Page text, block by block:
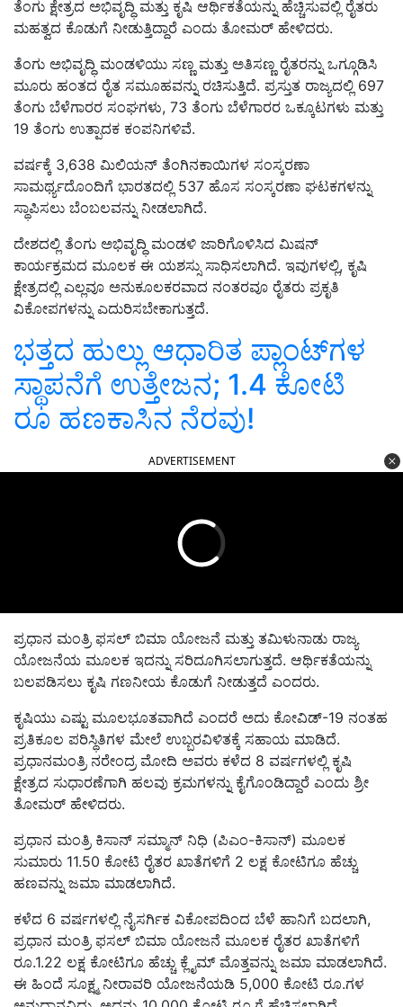
ತೆಂಗು ಕ್ಷೇತ್ರದ ಅಭಿವೃದ್ಧಿ ಮತ್ತು ಕೃಷಿ ಆರ್ಥಿಕತೆಯನ್ನು ಹೆಚ್ಚಿಸುವಲ್ಲಿ ರೈತರು
ಮಹತ್ವದ ಕೊಡುಗೆ ನೀಡುತ್ತಿದ್ದಾರೆ ಎಂದು ತೋಮರ್ ಹೇಳಿದರು.
ತೆಂಗು ಅಭಿವೃದ್ಧಿ ಮಂಡಳಿಯು ಸಣ್ಣ ಮತ್ತು ಅತಿಸಣ್ಣ ರೈತರನ್ನು ಒಗ್ಗೂಡಿಸಿ
ಮೂರು ಹಂತದ ರೈತ ಸಮೂಹವನ್ನು ರಚಿಸುತ್ತಿದೆ. ಪ್ರಸ್ತುತ ರಾಜ್ಯದಲ್ಲಿ 697
ತೆಂಗು ಬೆಳೆಗಾರರ ಸಂಘಗಳು, 73 ತೆಂಗು ಬೆಳೆಗಾರರ ಒಕ್ಕೂಟಗಳು ಮತ್ತು
19 ತೆಂಗು ಉತ್ಪಾದಕ ಕಂಪನಿಗಳಿವೆ.
ವರ್ಷಕ್ಕೆ 3,638 ಮಿಲಿಯನ್ ತೆಂಗಿನಕಾಯಿಗಳ ಸಂಸ್ಕರಣಾ
ಸಾಮರ್ಥ್ಯದೊಂದಿಗೆ ಭಾರತದಲ್ಲಿ 537 ಹೊಸ ಸಂಸ್ಕರಣಾ ಘಟಕಗಳನ್ನು
ಸ್ಥಾಪಿಸಲು ಬೆಂಬಲವನ್ನು ನೀಡಲಾಗಿದೆ.
ದೇಶದಲ್ಲಿ ತೆಂಗು ಅಭಿವೃದ್ಧಿ ಮಂಡಳಿ ಜಾರಿಗೊಳಿಸಿದ ಮಿಷನ್
ಕಾರ್ಯಕ್ರಮದ ಮೂಲಕ ಈ ಯಶಸ್ಸು ಸಾಧಿಸಲಾಗಿದೆ. ಇವುಗಳಲ್ಲಿ, ಕೃಷಿ
ಕ್ಷೇತ್ರದಲ್ಲಿ ಎಲ್ಲವೂ ಅನುಕೂಲಕರವಾದ ನಂತರವೂ ರೈತರು ಪ್ರಕೃತಿ
ವಿಕೋಪಗಳನ್ನು ಎದುರಿಸಬೇಕಾಗುತ್ತದೆ.
ಭತ್ತದ ಹುಲ್ಲು ಆಧಾರಿತ ಪ್ಲಾಂಟ್‌ಗಳ
ಸ್ಥಾಪನೆಗೆ ಉತ್ತೇಜನ; 1.4 ಕೋಟಿ
ರೂ ಹಣಕಾಸಿನ ನೆರವು!
ADVERTISEMENT
ಪ್ರಧಾನ ಮಂತ್ರಿ ಫಸಲ್ ಬಿಮಾ ಯೋಜನೆ ಮತ್ತು ತಮಿಳುನಾಡು ರಾಜ್ಯ
ಯೋಜನೆಯ ಮೂಲಕ ಇದನ್ನು ಸರಿದೂಗಿಸಲಾಗುತ್ತದೆ. ಆರ್ಥಿಕತೆಯನ್ನು
ಬಲಪಡಿಸಲು ಕೃಷಿ ಗಣನೀಯ ಕೊಡುಗೆ ನೀಡುತ್ತದೆ ಎಂದರು.
ಕೃಷಿಯು ಎಷ್ಟು ಮೂಲಭೂತವಾಗಿದೆ ಎಂದರೆ ಅದು ಕೋವಿಡ್-19 ನಂತಹ
ಪ್ರತಿಕೂಲ ಪರಿಸ್ಥಿತಿಗಳ ಮೇಲೆ ಉಬ್ಬರವಿಳಿತಕ್ಕೆ ಸಹಾಯ ಮಾಡಿದೆ.
ಪ್ರಧಾನಮಂತ್ರಿ ನರೇಂದ್ರ ಮೋದಿ ಅವರು ಕಳೆದ 8 ವರ್ಷಗಳಲ್ಲಿ ಕೃಷಿ
ಕ್ಷೇತ್ರದ ಸುಧಾರಣೆಗಾಗಿ ಹಲವು ಕ್ರಮಗಳನ್ನು ಕೈಗೊಂಡಿದ್ದಾರೆ ಎಂದು ಶ್ರೀ
ತೋಮರ್ ಹೇಳಿದರು.
ಪ್ರಧಾನ ಮಂತ್ರಿ ಕಿಸಾನ್ ಸಮ್ಮಾನ್ ನಿಧಿ (ಪಿಎಂ-ಕಿಸಾನ್) ಮೂಲಕ
ಸುಮಾರು 11.50 ಕೋಟಿ ರೈತರ ಖಾತೆಗಳಿಗೆ 2 ಲಕ್ಷ ಕೋಟಿಗೂ ಹೆಚ್ಚು
ಹಣವನ್ನು ಜಮಾ ಮಾಡಲಾಗಿದೆ.
ಕಳೆದ 6 ವರ್ಷಗಳಲ್ಲಿ ನೈಸರ್ಗಿಕ ವಿಕೋಪದಿಂದ ಬೆಳೆ ಹಾನಿಗೆ ಬದಲಾಗಿ,
ಪ್ರಧಾನ ಮಂತ್ರಿ ಫಸಲ್ ಬಿಮಾ ಯೋಜನೆ ಮೂಲಕ ರೈತರ ಖಾತೆಗಳಿಗೆ
ರೂ.1.22 ಲಕ್ಷ ಕೋಟಿಗೂ ಹೆಚ್ಚು ಕ್ಲೈಮ್ ಮೊತ್ತವನ್ನು ಜಮಾ ಮಾಡಲಾಗಿದೆ.
ಈ ಹಿಂದೆ ಸೂಕ್ಷ್ಮ ನೀರಾವರಿ ಯೋಜನೆಯಡಿ 5,000 ಕೋಟಿ ರೂ.ಗಳ